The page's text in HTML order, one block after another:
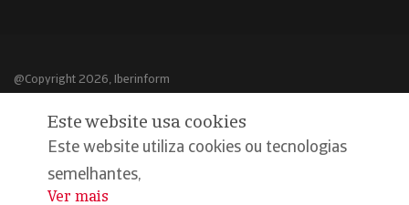
@Copyright 2026, Iberinform
Aviso legal
Política de cookies
Declaração de privacidade
Este website usa cookies
Este website utiliza cookies ou tecnologias
semelhantes,
...
Ver mais